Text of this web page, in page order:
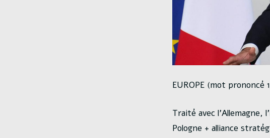
EUROPE (mot prononcé
Traité avec
Pologne + alliance